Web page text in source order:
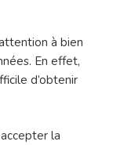
à bien
En effet,
d’obtenir
la